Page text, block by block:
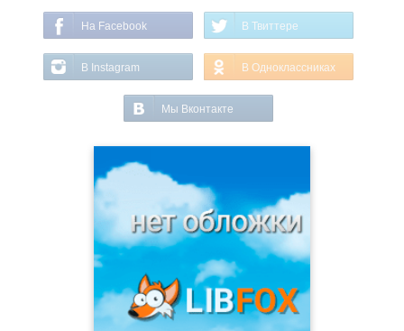
На Facebook В Твиттере
В Instagram В Одноклассниках
Мы Вконтакте